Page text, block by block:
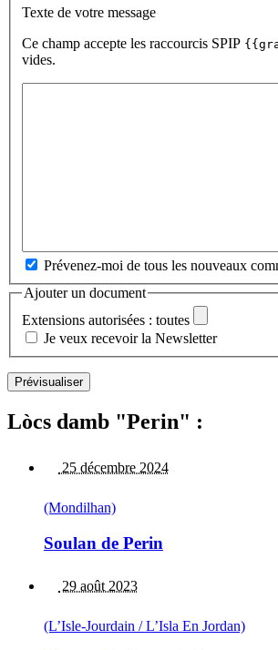
Texte de votre message
Ce champ accepte les raccourcis SPIP
vides.
Prévenez-moi de tous les nouveaux
Ajouter un document
Extensions autorisées : toutes
Je veux recevoir la Newsletter
Lòcs damb "Perin" :
25 décembre 2024
(Mondilhan)
Soulan de Perin
29 août 2023
(L’Isle-Jourdain / L’Isla En Jordan)